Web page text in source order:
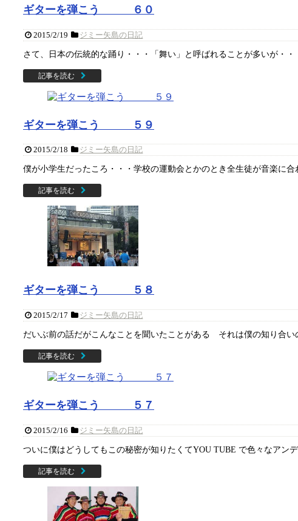
ギターを弾こう ６０
2015/2/19 ジミー矢島の日記
さて、日本の伝統的な踊り・・・「舞い」と呼ばれることが多いが・
記事を読む
ギターを弾こう ５９
2015/2/18 ジミー矢島の日記
僕が小学生だったころ・・・学校の運動会とかのとき全生徒が音楽に
記事を読む
ギターを弾こう ５８
2015/2/17 ジミー矢島の日記
だいぶ前の話だがこんなことを聞いたことがある それは僕の知り合
記事を読む
ギターを弾こう ５７
2015/2/16 ジミー矢島の日記
ついに僕はどうしてもこの秘密が知りたくてYOU TUBE で色々なア
記事を読む